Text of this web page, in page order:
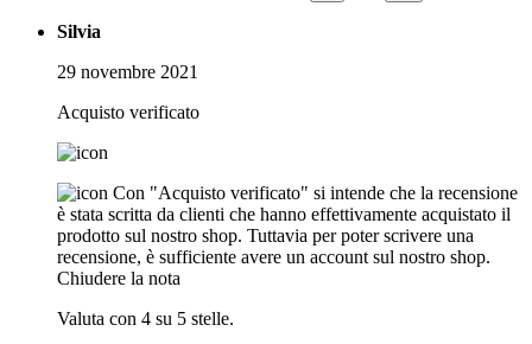
Silvia
29 novembre 2021
Acquisto verificato
Con "Acquisto verificato" si intende che la recensione
è stata scritta da clienti che hanno effettivamente acquistato il
prodotto sul nostro shop. Tuttavia per poter scrivere una
recensione, è sufficiente avere un account sul nostro shop.
Chiudere la nota
Valuta con 4 su 5 stelle.